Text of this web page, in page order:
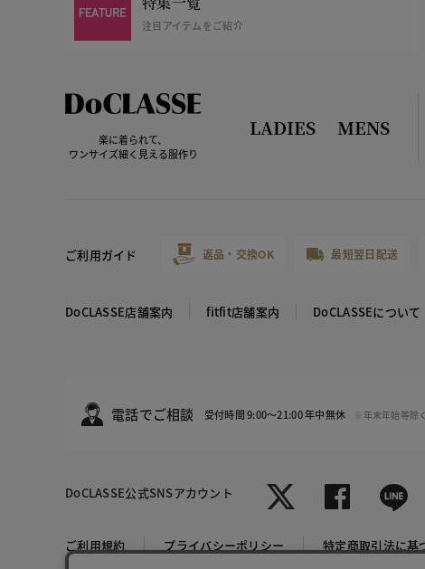
注目アイテムをご紹介
楽に着られて、
ワンサイズ細く見える服作り
LADIES MENS
ご利用ガイド 返品・交換OK 最短翌日配送
DoCLASSE店舗案内 fitfit店舗案内 DoCLASSEについて
電話でご相談 受付時間 9:00～21:00 年中無休 ※年末年始等除く
DoCLASSE公式SNSアカウント
ご利用規約 プライバシーポリシー 特定商取引法に基